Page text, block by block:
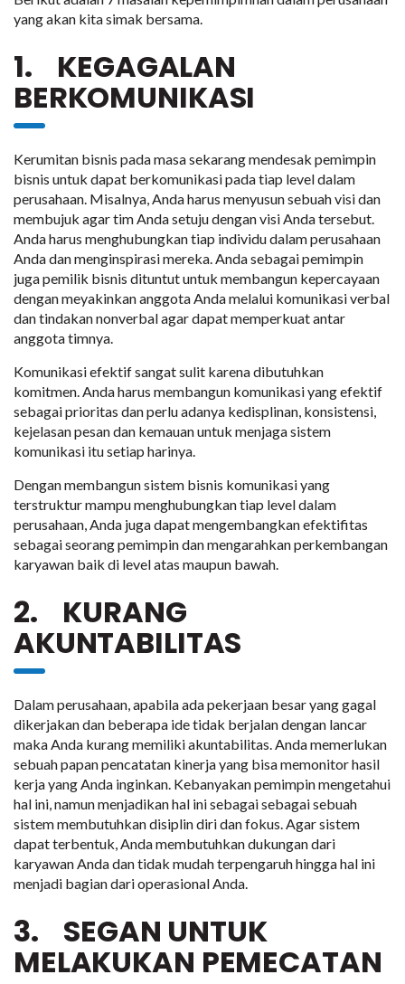
yang akan kita simak bersama.
1. KEGAGALAN
BERKOMUNIKASI
Kerumitan bisnis pada masa sekarang mendesak pemimpin
bisnis untuk dapat berkomunikasi pada tiap level dalam
perusahaan. Misalnya, Anda harus menyusun sebuah visi dan
membujuk agar tim Anda setuju dengan visi Anda tersebut.
Anda harus menghubungkan tiap individu dalam perusahaan
Anda dan menginspirasi mereka. Anda sebagai pemimpin
juga pemilik bisnis dituntut untuk membangun kepercayaan
dengan meyakinkan anggota Anda melalui komunikasi verbal
dan tindakan nonverbal agar dapat memperkuat antar
anggota timnya.
Komunikasi efektif sangat sulit karena dibutuhkan
komitmen. Anda harus membangun komunikasi yang efektif
sebagai prioritas dan perlu adanya kedisplinan, konsistensi,
kejelasan pesan dan kemauan untuk menjaga sistem
komunikasi itu setiap harinya.
Dengan membangun sistem bisnis komunikasi yang
terstruktur mampu menghubungkan tiap level dalam
perusahaan, Anda juga dapat mengembangkan efektifitas
sebagai seorang pemimpin dan mengarahkan perkembangan
karyawan baik di level atas maupun bawah.
2. KURANG
AKUNTABILITAS
Dalam perusahaan, apabila ada pekerjaan besar yang gagal
dikerjakan dan beberapa ide tidak berjalan dengan lancar
maka Anda kurang memiliki akuntabilitas. Anda memerlukan
sebuah papan pencatatan kinerja yang bisa memonitor hasil
kerja yang Anda inginkan. Kebanyakan pemimpin mengetahui
hal ini, namun menjadikan hal ini sebagai sebagai sebuah
sistem membutuhkan disiplin diri dan fokus. Agar sistem
dapat terbentuk, Anda membutuhkan dukungan dari
karyawan Anda dan tidak mudah terpengaruh hingga hal ini
menjadi bagian dari operasional Anda.
3. SEGAN UNTUK
MELAKUKAN PEMECATAN